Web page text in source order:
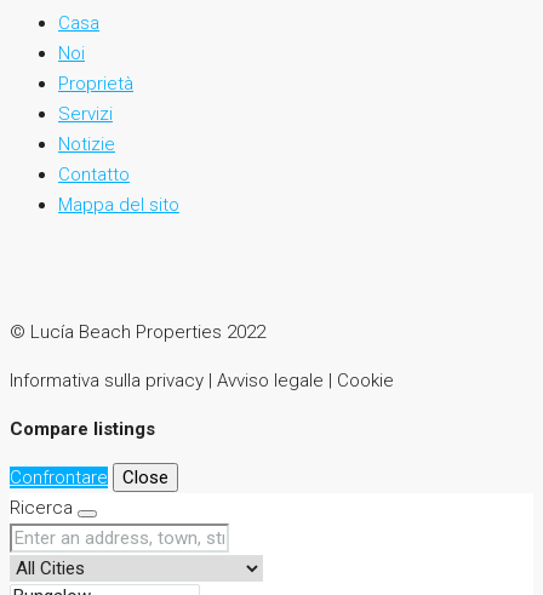
Casa
Noi
Proprietà
Servizi
Notizie
Contatto
Mappa del sito
© Lucía Beach Properties 2022
Informativa sulla privacy | Avviso legale | Cookie
Compare listings
Confrontare
Close
Ricerca